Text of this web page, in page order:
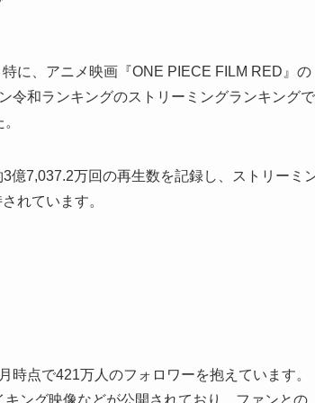
に、アニメ映画『ONE PIECE FILM RED』の
令和ランキングのストリーミングランキングで
億7,037.2万回の再生数を記録し、ストリーミ
れています。
点で421万人のフォロワーを抱えています。
ング映像などが公開されており、ファンとの